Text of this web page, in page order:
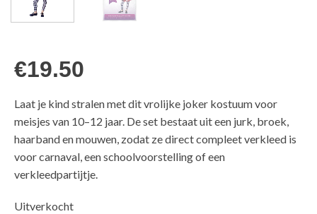
€19.50
Laat je kind stralen met dit vrolijke joker kostuum voor
meisjes van 10–12 jaar. De set bestaat uit een jurk, broek,
haarband en mouwen, zodat ze direct compleet verkleed is
voor carnaval, een schoolvoorstelling of een
verkleedpartijtje.
Uitverkocht